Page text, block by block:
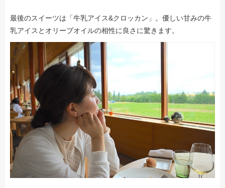
最後のスイーツは「牛乳アイス&クロッカン」。優しい甘みの牛
乳アイスとオリーブオイルの相性に良さに驚きます。